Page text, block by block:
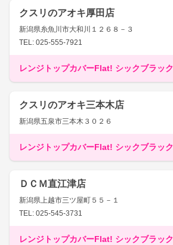
クスリのアオキ厚田店
新潟県糸魚川市大和川１２６８－３
TEL: 025-555-7921
レンジトップカバーFlat! シックブラック
クスリのアオキ三本木店
新潟県五泉市三本木３０２６
レンジトップカバーFlat! シックブラック
ＤＣＭ直江津店
新潟県上越市三ツ屋町５５－１
TEL: 025-545-3731
レンジトップカバーFlat! シックブラック